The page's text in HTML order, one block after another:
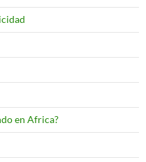
en Africa?